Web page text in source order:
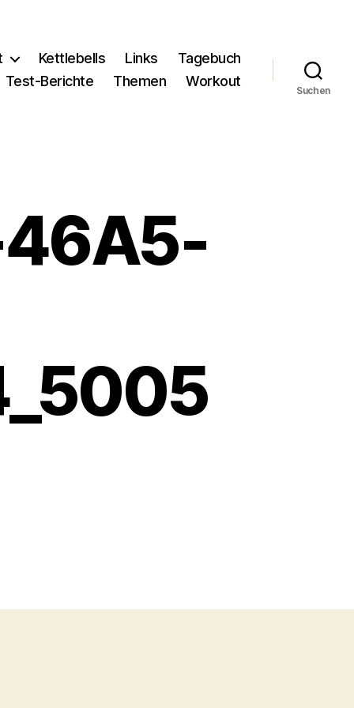
Kettlebells Links
Tagebuch
Test-Berichte
Themen Workout
Suchen